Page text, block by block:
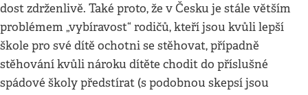
dost zdrženlivě. Také proto, že v Česku je stále větším
problémem „vybíravost“ rodičů, kteří jsou kvůli lepší
škole pro své dítě ochotni se stěhovat, případně
stěhování kvůli nároku dítěte chodit do příslušné
spádové školy předstírat (s podobnou skepsí jsou